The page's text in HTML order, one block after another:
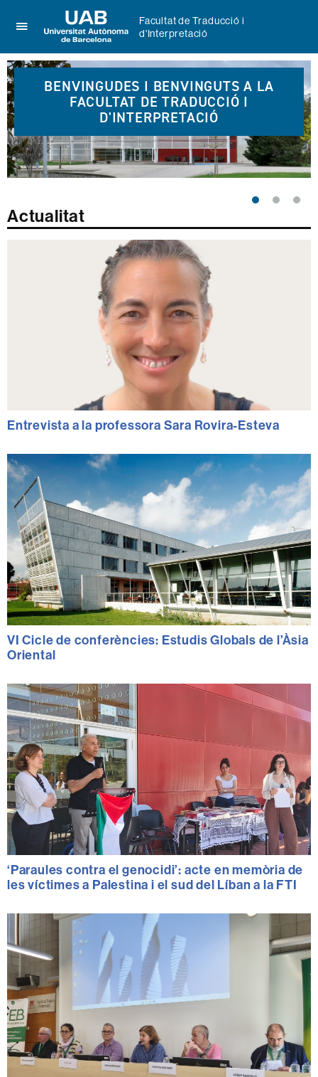
per
desplegar
de
Traducció
i
d'Interpretació
Universitat
Autònoma
de
Barcelona
Facultat de Traducció i
d'Interpretació
Destacats
BENVINGUDES I BENVINGUTS A LA
FACULTAT DE TRADUCCIÓ I
D'INTERPRETACIÓ
Actualitat
Entrevista a la professora Sara Rovira-Esteva
VI Cicle de conferències: Estudis Globals de l’Àsia
Oriental
‘Paraules contra el genocidi’: acte en memòria de
les víctimes a Palestina i el sud del Líban a la FTI